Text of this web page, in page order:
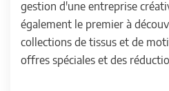
gestion d'une entreprise
également le premier à
collections de tissus et de
offres spéciales et des